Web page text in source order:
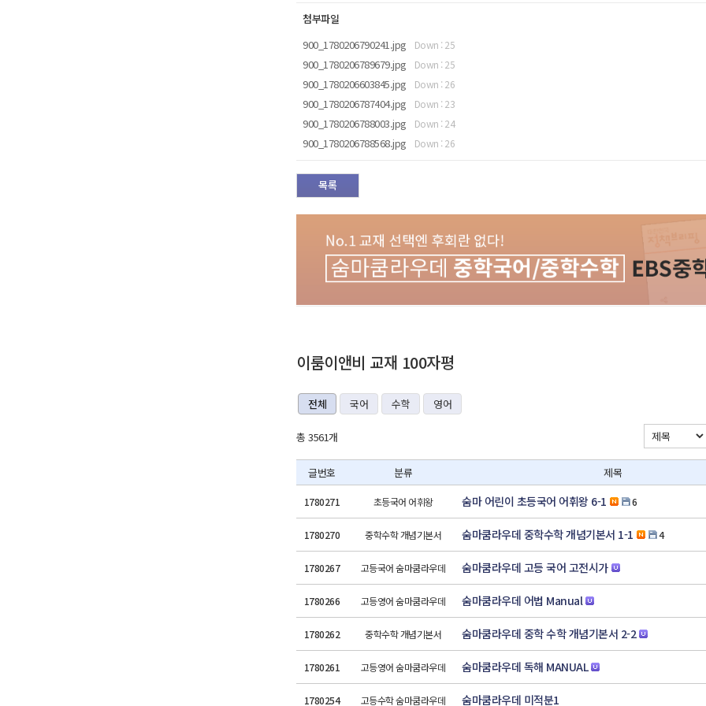
첨부파일
900_1780206790241.jpg
Down : 25
900_1780206789679.jpg Down : 25
900_1780206603845.jpg Down : 26
900_1780206787404.jpg Down : 23
900_1780206788003.jpg Down : 24
900_1780206788568.jpg Down : 26
목록
이룸이앤비 교재 100자평
전체 국어 수학 영어
총 3561개
글번호 분류 제목
1780271 초등국어 어휘왕 숨마 어린이 초등국어 어휘왕 6-1 6
1780270 중학수학 개념기본서 숨마쿰라우데 중학수학 개념기본서 1-1 4
1780267 고등국어 숨마쿰라우데 숨마쿰라우데 고등 국어 고전시가
1780266 고등영어 숨마쿰라우데 숨마쿰라우데 어법 Manual
1780262 중학수학 개념기본서 숨마쿰라우데 중학 수학 개념기본서 2-2
1780261 고등영어 숨마쿰라우데 숨마쿰라우데 독해 MANUAL
1780254 고등수학 숨마쿰라우데 숨마쿰라우데 미적분1